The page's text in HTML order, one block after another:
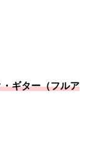
ギター（フルア